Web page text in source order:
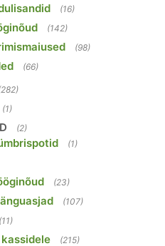
(16)
(142)
(98)
(66)
(1)
(2)
(1)
(23)
(107)
(11)
(215)